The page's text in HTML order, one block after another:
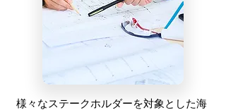
様々なステークホルダーを対象とした海